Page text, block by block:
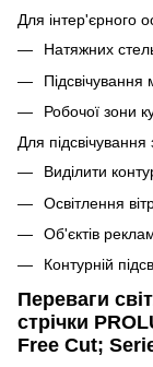
Для інтер'єрного
Натяжних
Підсвічування
Робочої зони
Для підсвічування
Виділити
Освітлення
Об'єктів
Контурній
Переваги
стрічки
Free Cut;